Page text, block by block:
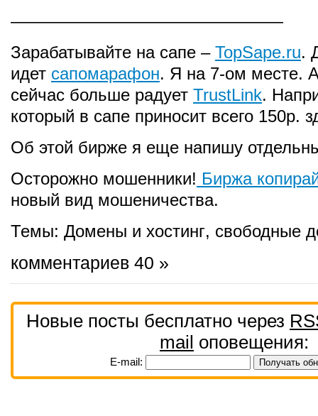
————————————————
Зарабатывайте на сапе – TopSape.ru.
идет сапомарафон. Я на 7-ом месте.
сейчас больше радует TrustLink.
который в сапе приносит всего 150р.
Об этой бирже я еще напишу
Осторожно мошенники! Биржа
новый вид мошеничества.
Темы: Домены и хостинг, свободные
комментариев 40 »
Новые посты бесплатно через
mail оповещения:
E-mail: